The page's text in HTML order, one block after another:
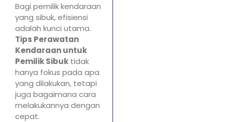
Bagi pemilik kendaraan
yang sibuk, efisiensi
adalah kunci utama.
Tips Perawatan
Kendaraan untuk
Pemilik Sibuk tidak
hanya fokus pada apa
yang dilakukan, tetapi
juga bagaimana cara
melakukannya dengan
cepat.